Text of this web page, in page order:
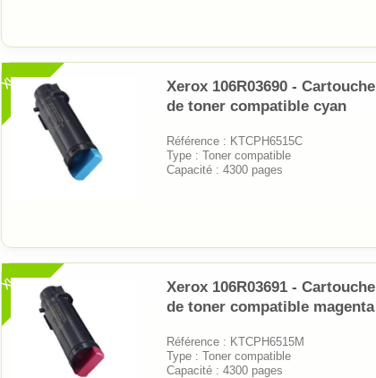
XL
Xerox 106R03690 - Cartouche
de toner compatible cyan
Référence : KTCPH6515C
Type : Toner compatible
Capacité : 4300 pages
XL
Xerox 106R03691 - Cartouche
de toner compatible magenta
Référence : KTCPH6515M
Type : Toner compatible
Capacité : 4300 pages